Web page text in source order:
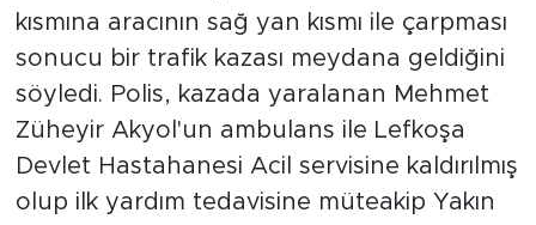
kısmına aracının sağ yan kısmı ile çarpması
sonucu bir trafik kazası meydana geldiğini
söyledi. Polis, kazada yaralanan Mehmet
Züheyir Akyol'un ambulans ile Lefkoşa
Devlet Hastahanesi Acil servisine kaldırılmış
olup ilk yardım tedavisine müteakip Yakın